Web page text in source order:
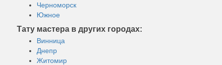
Черноморск
Южное
Тату мастера в других городах:
Винница
Днепр
Житомир